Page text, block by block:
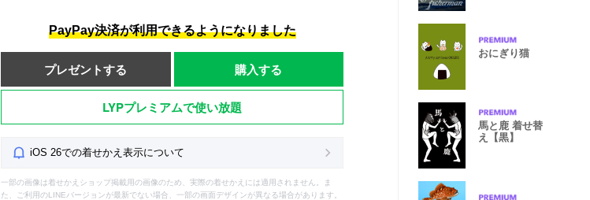
PayPay決済が利用できるようになりました
プレゼントする 購入する
LYPプレミアムで使い放題
iOS 26での着せかえ表示について
一部の画像は着せかえショップ掲載用の画像のため、実際の着せかえには適用されません。ま
た、ご利用のLINEバージョンが最新でない場合、一部の画面デザインが異なる場合があります。
おにぎり猫
馬と鹿 着せ替
え【黒】